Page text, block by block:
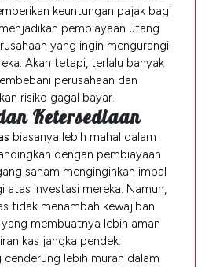
keuntungan pajak bagi
pembiayaan utang
yang ingin mengurangi
Akan tetapi, terlalu banyak
perusahaan dan
risiko gagal bayar.
Ketersediaan
biasanya lebih mahal dalam
dengan pembiayaan
saham menginginkan imbal
atas investasi mereka. Namun,
tidak menambah kewajiban
membuatnya lebih aman
kas jangka pendek.
cenderung lebih murah dalam